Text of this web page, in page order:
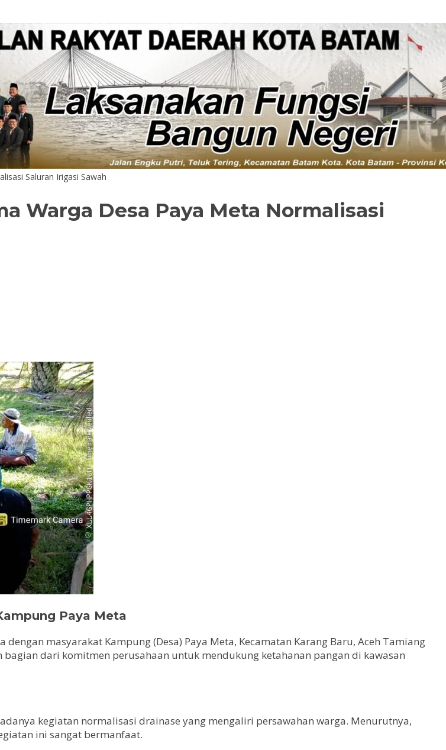
Saluran Irigasi Sawah
Warga Desa Paya Meta Normalisasi
Paya Meta
masyarakat Kampung (Desa) Paya Meta, Kecamatan Karang Baru, Aceh Tamiang
dari komitmen perusahaan untuk mendukung ketahanan pangan di kawasan
kegiatan normalisasi drainase yang mengaliri persawahan warga. Menurutnya,
ini sangat bermanfaat.